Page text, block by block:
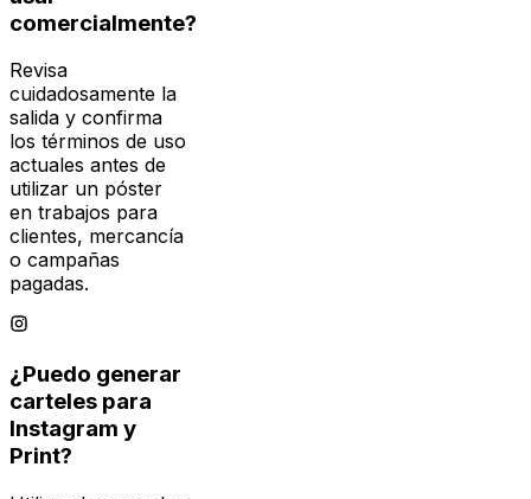
Revisa
salida y confirma
los términos de uso
actuales antes de
utilizar un póster
en trabajos para
clientes, mercancía
o campañas
pagadas.
¿Puedo generar
carteles para
Instagram y
Print?
Utiliza el generador